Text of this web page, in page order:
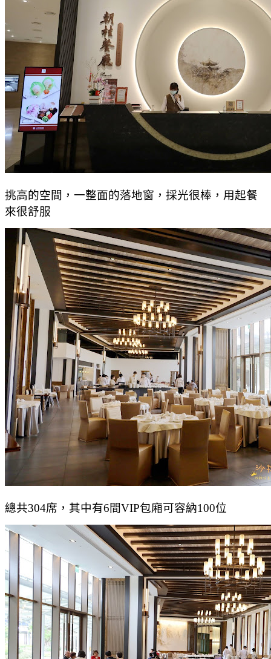
挑高的空間，一整面的落地窗，採光很棒，用起餐
來很舒服
總共304席，其中有6間VIP包廂可容納100位